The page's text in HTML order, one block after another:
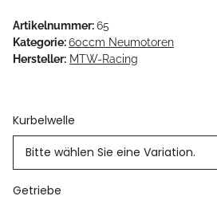
Artikelnummer:65
Kategorie:60ccm Neumotoren
Hersteller: MTW-Racing
Kurbelwelle
Bitte wählen Sie eine Variation.
Getriebe